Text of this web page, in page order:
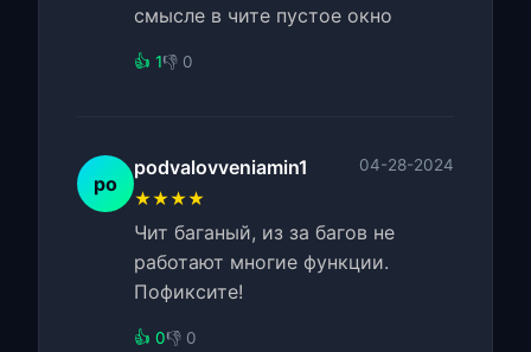
смысле в чите пустое окно
👍 1👎 0
po
podvalovveniamin1 04-28-2024
★★★★
Чит баганый, из за багов не
работают многие функции.
Пофиксите!
👍 0👎 0